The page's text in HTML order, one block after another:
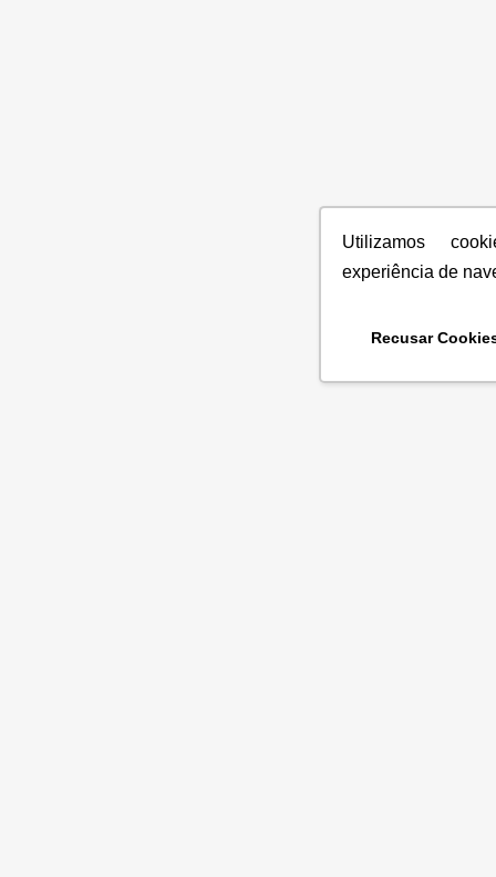
Utilizamos
experiência de
Recusar